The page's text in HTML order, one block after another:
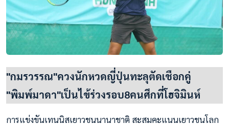
"กมรวรรณ"ควงนักหวดญี่ปุ่นทะลุตัดเชือกคู่
"พิมพ์มาดา"เป็นไข้ร่วงรอบ8คนศึกที่โฮจิมินห์
การแข่งขันเทนนิสเยาวชนนานาชาติ สะสมคะแนนเยาวชนโลก